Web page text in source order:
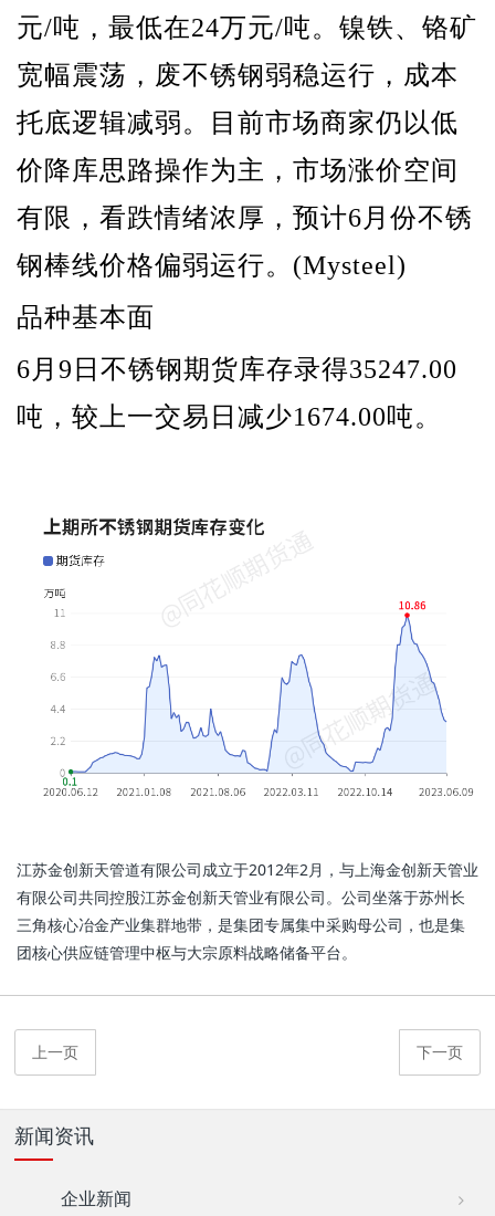
元/吨，最低在24万元/吨。镍铁、铬矿
宽幅震荡，废不锈钢弱稳运行，成本
托底逻辑减弱。目前市场商家仍以低
价降库思路操作为主，市场涨价空间
有限，看跌情绪浓厚，预计6月份不锈
钢棒线价格偏弱运行。(Mysteel)
品种基本面
6月9日不锈钢期货库存录得35247.00
吨，较上一交易日减少1674.00吨。
江苏金创新天管道有限公司成立于2012年2月，与上海金创新天管业
有限公司共同控股江苏金创新天管业有限公司。公司坐落于苏州长
三角核心冶金产业集群地带，是集团专属集中采购母公司，也是集
团核心供应链管理中枢与大宗原料战略储备平台。
上一页 下一页
新闻资讯
企业新闻